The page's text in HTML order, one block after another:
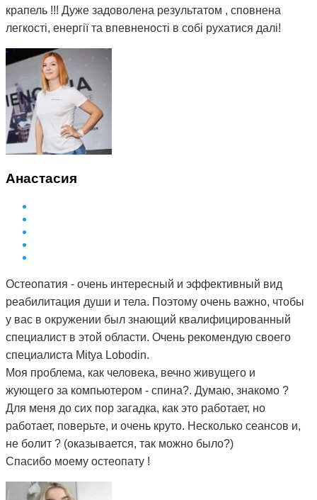
крапель !!! Дуже задоволена результатом , сповнена
легкості, енергії та впевненості в собі рухатися далі!
Анастасия
Остеопатия - очень интересный и эффективный вид
реабилитация души и тела. Поэтому очень важно, чтобы
у вас в окружении был знающий квалифицированный
специалист в этой области. Очень рекомендую своего
специалиста Mitya Lobodin.
Моя проблема, как человека, вечно живущего и
жующего за компьютером - спина?. Думаю, знакомо ?
Для меня до сих пор загадка, как это работает, но
работает, поверьте, и очень круто. Несколько сеансов и,
не болит ? (оказывается, так можно было?)
Спасибо моему остеопату !